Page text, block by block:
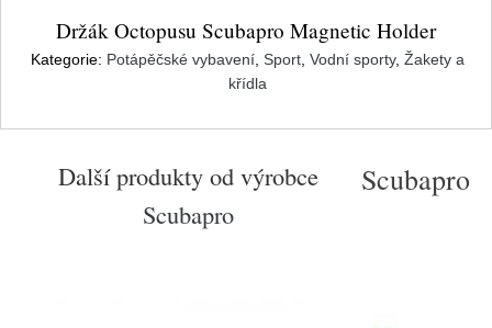
Držák Octopusu Scubapro Magnetic Holder
Kategorie: Potápěčské vybavení, Sport, Vodní sporty, Žakety a
křídla
Další produkty od výrobce
Scubapro
Scubapro